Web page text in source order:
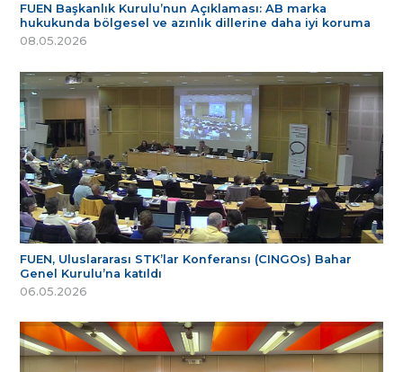
FUEN Başkanlık Kurulu’nun Açıklaması: AB marka
hukukunda bölgesel ve azınlık dillerine daha iyi koruma
08.05.2026
FUEN, Uluslararası STK’lar Konferansı (CINGOs) Bahar
Genel Kurulu’na katıldı
06.05.2026